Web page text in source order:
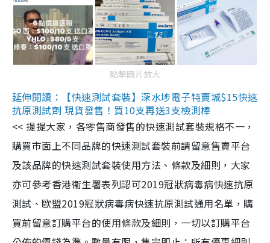
點擊圖片放大
延伸閱讀：【快速測試套裝】深水埗電子特賣城$15快速
抗原測試劑 現貨發售！買10支再送3支檢測棒
<< 提提大家，各零售商發售的快速測試套裝規格不一，
購買市面上不同品牌的快速測試套裝前請留意售賣平台
及該品牌的快速測試套裝使用方法、條款及細則，大家
亦可參考香港衞生署表列認可2019冠狀病毒病快速抗原
測試、歐盟2019冠狀病毒病快速抗原測試通用名單，購
買前留意訂購平台的使用條款及細則，一切以訂購平台